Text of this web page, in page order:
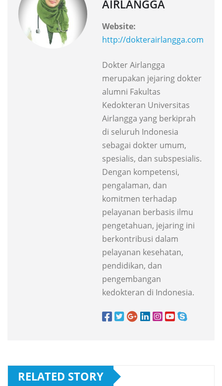
AIRLANGGA
Website:
http://dokterairlangga.com
Dokter Airlangga
merupakan jejaring dokter
alumni Fakultas
Kedokteran Universitas
Airlangga yang berkiprah
di seluruh Indonesia
sebagai dokter umum,
spesialis, dan subspesialis.
Dengan kompetensi,
pengalaman, dan
komitmen terhadap
pelayanan berbasis ilmu
pengetahuan, jejaring ini
berkontribusi dalam
pelayanan kesehatan,
pendidikan, dan
pengembangan
kedokteran di Indonesia.
RELATED STORY